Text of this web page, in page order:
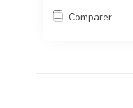
Comparer